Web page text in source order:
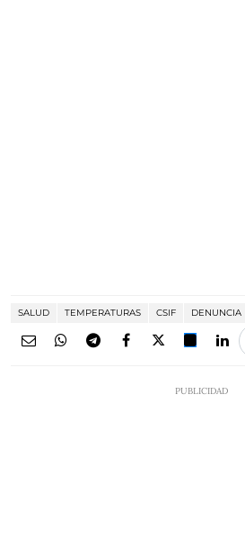
SALUD TEMPERATURAS CSIF DENUNCIA